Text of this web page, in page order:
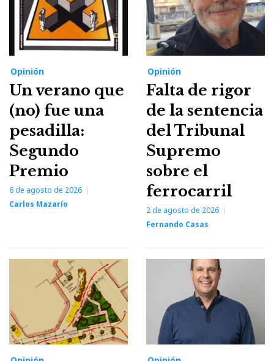
Opinión
Un verano que
(no) fue una
pesadilla:
Segundo
Premio
6 de agosto de 2026
Carlos Mazarío
Opinión
Falta de rigor
de la sentencia
del Tribunal
Supremo
sobre el
ferrocarril
2 de agosto de 2026
Fernando Casas